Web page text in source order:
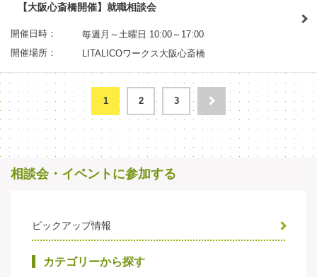
【大阪心斎橋開催】就職相談会
開催日時：
毎週月～土曜日 10:00～17:00
開催場所：
LITALICOワークス大阪心斎橋
1 2 3
相談会・イベントに参加する
ピックアップ情報
カテゴリーから探す